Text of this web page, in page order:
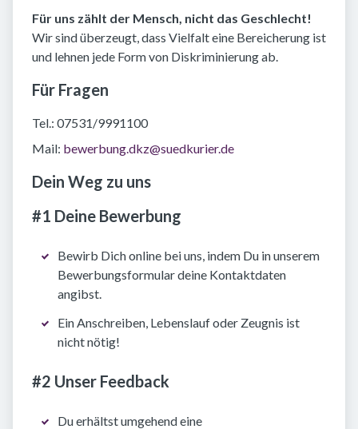
Für uns zählt der Mensch, nicht das Geschlecht!
Wir sind überzeugt, dass Vielfalt eine Bereicherung ist
und lehnen jede Form von Diskriminierung ab.
Für Fragen
Tel.: 07531/9991100
Mail: bewerbung.dkz@suedkurier.de
Dein Weg zu uns
#1 Deine Bewerbung
Bewirb Dich online bei uns, indem Du in unserem
Bewerbungsformular deine Kontaktdaten
angibst.
Ein Anschreiben, Lebenslauf oder Zeugnis ist
nicht nötig!
#2 Unser Feedback
Du erhältst umgehend eine